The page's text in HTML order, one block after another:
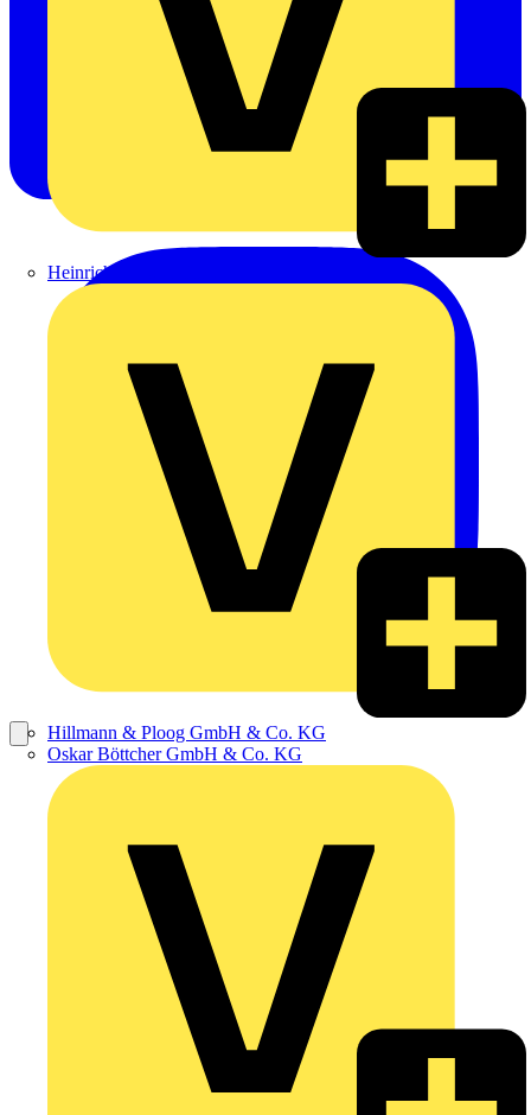
Heinrich Häusler GmbH
Hillmann & Ploog GmbH & Co. KG
Oskar Böttcher GmbH & Co. KG